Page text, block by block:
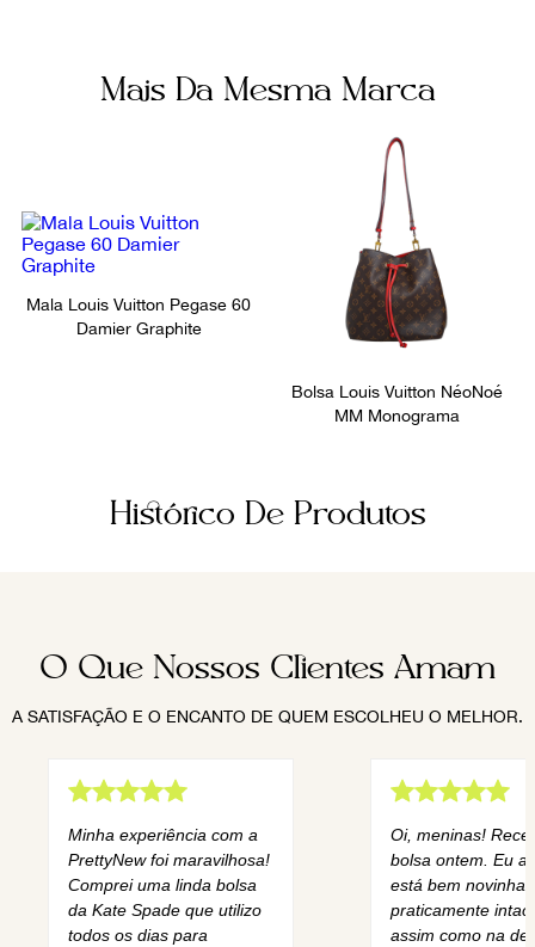
Mais Da Mesma Marca
Mala Louis Vuitton Pegase 60
Damier Graphite
Bolsa Louis Vuitton NéoNoé
MM Monograma
Histórico De Produtos
O Que Nossos Clientes Amam
A SATISFAÇÃO E O ENCANTO DE QUEM ESCOLHEU O MELHOR.
Minha experiência com a
PrettyNew foi maravilhosa!
Comprei uma linda bolsa
da Kate Spade que utilizo
todos os dias para
Oi, meninas!
bolsa ontem. Eu
está bem novinha,
praticamente
assim como na